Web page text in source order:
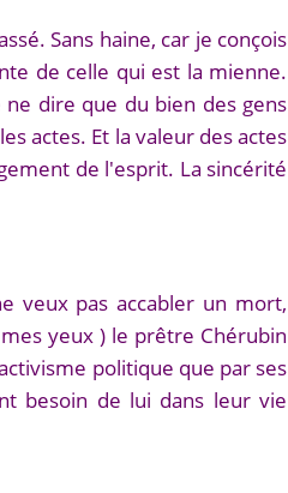
Sans haine, car je conçois
de celle qui est la mienne.
dire que du bien des gens
actes. Et la valeur des actes
de l'esprit. La sincérité
veux pas accabler un mort,
yeux ) le prêtre Chérubin
politique que par ses
besoin de lui dans leur vie